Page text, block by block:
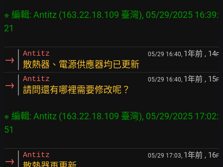
※ 編輯: Antitz (163.22.18.109 臺灣), 05/29/2025 16:39:
21
→ Antitz 05/29 16:40, 1年前 , 14F
散熱器、電源供應器均已更新
→ Antitz 05/29 16:40, 1年前 , 15F
請問還有哪裡需要修改呢？
※ 編輯: Antitz (163.22.18.109 臺灣), 05/29/2025 17:02:
51
→ Antitz 05/29 17:03, 1年前 , 16F